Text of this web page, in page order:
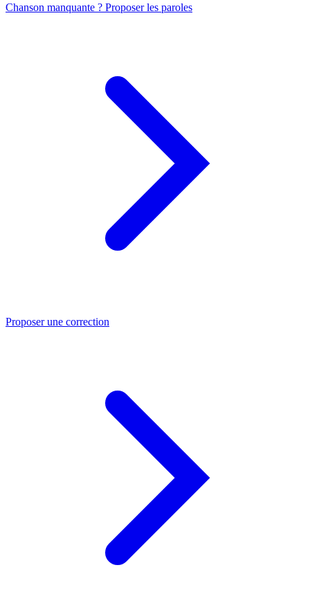
Chanson manquante ? Proposer les paroles
Proposer une correction